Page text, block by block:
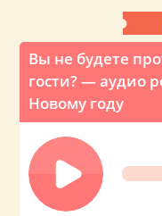
Вы не будете
гости? — аудио
Новому году